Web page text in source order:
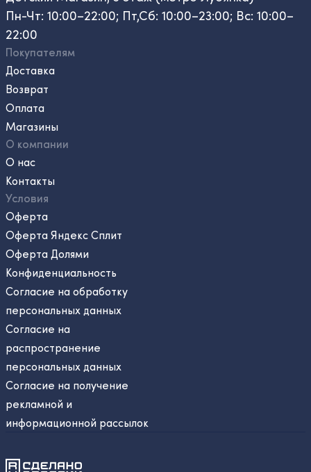
Пн-Чт: 10:00–22:00; Пт,Сб: 10:00–23:00; Вс: 10:00–
22:00
Покупателям
Доставка
Возврат
Оплата
Магазины
О компании
О нас
Контакты
Условия
Оферта
Оферта Яндекс Сплит
Оферта Долями
Конфиденциальность
Согласие на обработку
персональных данных
Согласие на
распространение
персональных данных
Согласие на получение
рекламной и
информационной рассылок